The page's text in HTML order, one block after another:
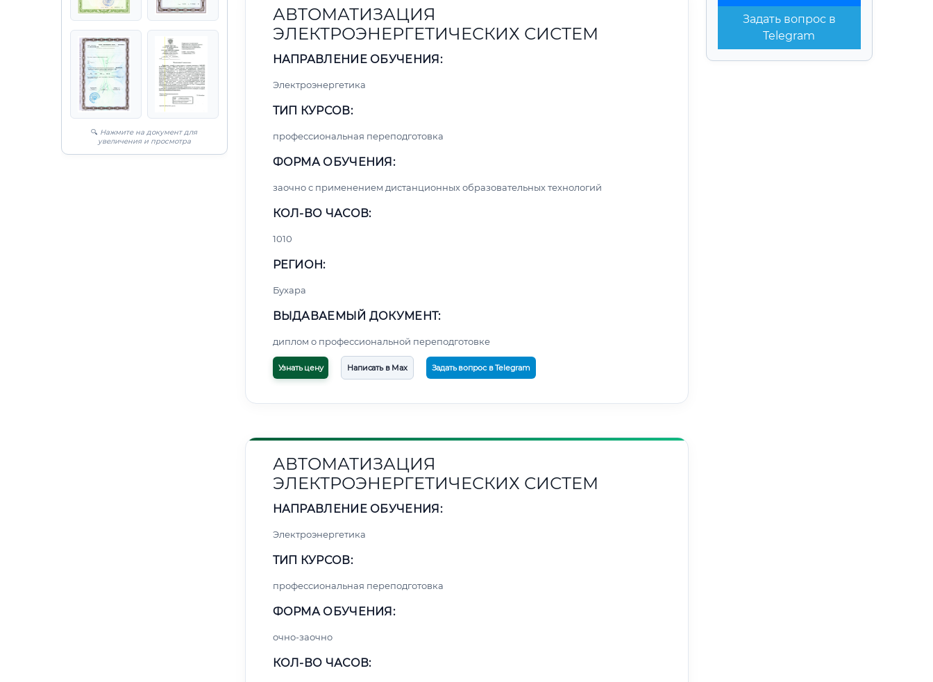
🔍 Нажмите на документ для
увеличения и просмотра
Задать вопрос в
Telegram
АВТОМАТИЗАЦИЯ
ЭЛЕКТРОЭНЕРГЕТИЧЕСКИХ СИСТЕМ
НАПРАВЛЕНИЕ ОБУЧЕНИЯ:
Электроэнергетика
ТИП КУРСОВ:
профессиональная переподготовка
ФОРМА ОБУЧЕНИЯ:
заочно с применением дистанционных образовательных технологий
КОЛ-ВО ЧАСОВ:
1010
РЕГИОН:
Бухара
ВЫДАВАЕМЫЙ ДОКУМЕНТ:
диплом о профессиональной переподготовке
Узнать цену Написать в Max Задать вопрос в Telegram
АВТОМАТИЗАЦИЯ
ЭЛЕКТРОЭНЕРГЕТИЧЕСКИХ СИСТЕМ
НАПРАВЛЕНИЕ ОБУЧЕНИЯ:
Электроэнергетика
ТИП КУРСОВ:
профессиональная переподготовка
ФОРМА ОБУЧЕНИЯ:
очно-заочно
КОЛ-ВО ЧАСОВ: